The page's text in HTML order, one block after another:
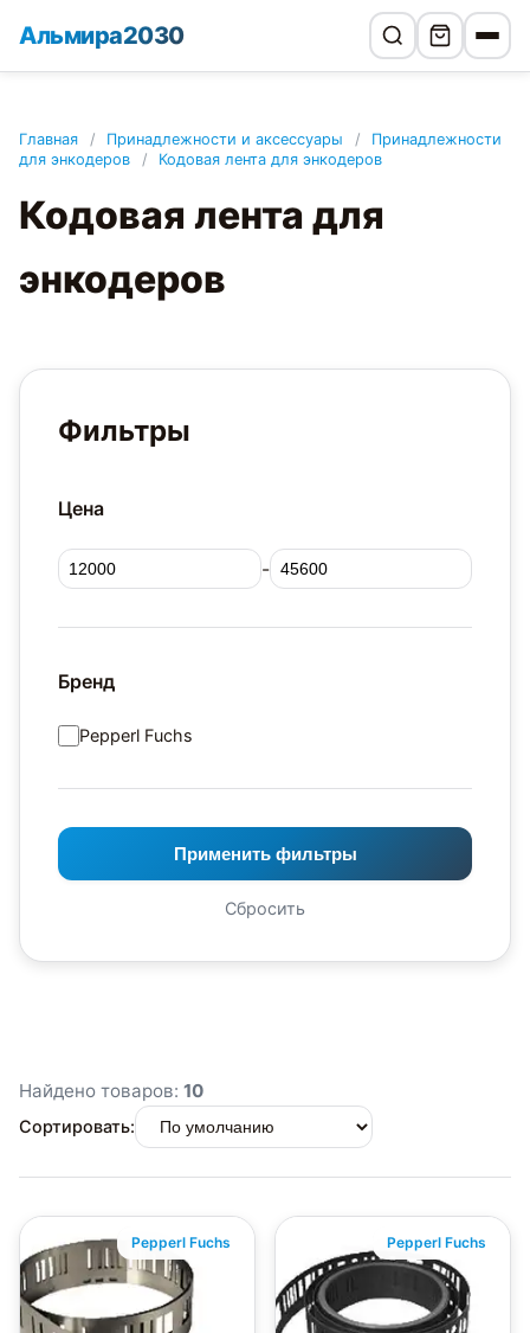
Альмира2030
Главная / Принадлежности и аксессуары /
Принадлежности
для энкодеров
/ Кодовая лента для энкодеров
Кодовая лента для
энкодеров
Фильтры
Цена
-
Бренд
Pepperl Fuchs
Применить фильтры
Сбросить
Найдено товаров: 10
Сортировать:
Pepperl Fuchs Pepperl Fuchs